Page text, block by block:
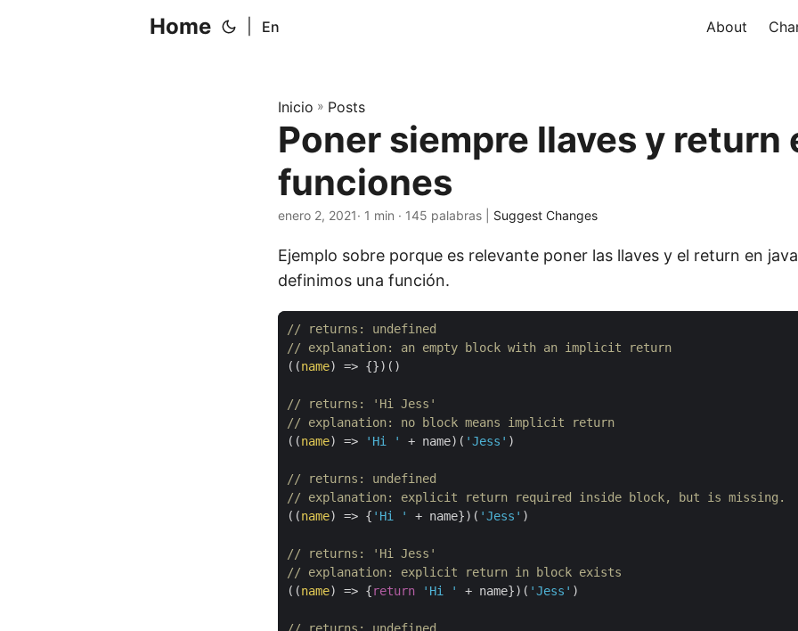
Home En About
Inicio » Posts
Poner siempre llaves y return
funciones
enero 2, 2021· 1 min · 145 palabras | Suggest Changes
Ejemplo sobre porque es relevante poner las llaves y el return en
definimos una función.
// returns: undefined
// explanation: an empty block with an implicit return
( (name) => {})()
// returns: 'Hi Jess'
// explanation: no block means implicit return
( (name) => 'Hi ' + name)( 'Jess' )
// returns: undefined
// explanation: explicit return required inside block, but is missing.
( (name) => { 'Hi ' + name})( 'Jess' )
// returns: 'Hi Jess'
// explanation: explicit return in block exists
( (name) => {return 'Hi ' + name})( 'Jess' )